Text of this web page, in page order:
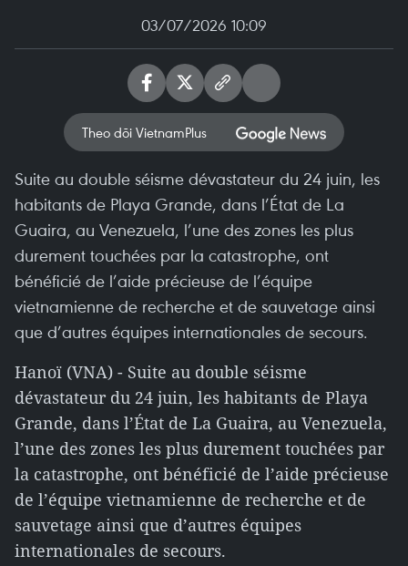
03/07/2026 10:09
Theo dõi VietnamPlus
Suite au double séisme dévastateur du 24 juin, les
habitants de Playa Grande, dans l’État de La
Guaira, au Venezuela, l’une des zones les plus
durement touchées par la catastrophe, ont
bénéficié de l’aide précieuse de l’équipe
vietnamienne de recherche et de sauvetage ainsi
que d’autres équipes internationales de secours.
Hanoï (VNA) - Suite au double séisme
dévastateur du 24 juin, les habitants de Playa
Grande, dans l’État de La Guaira, au Venezuela,
l’une des zones les plus durement touchées par
la catastrophe, ont bénéficié de l’aide précieuse
de l’équipe vietnamienne de recherche et de
sauvetage ainsi que d’autres équipes
internationales de secours.